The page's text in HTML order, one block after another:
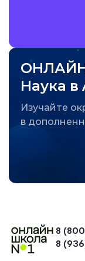
Наука в
Изучайте
в
8
8